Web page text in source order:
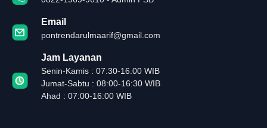
Email
pontrendarulmaarif@gmail.com
Jam Layanan
Senin-Kamis : 07:30-16.00 WIB
Jumat-Sabtu : 08:00-16:30 WIB
Ahad : 07:00-16:00 WIB